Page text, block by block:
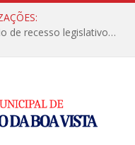
Câmara Municipal informa calendário de recesso legislativo de julho